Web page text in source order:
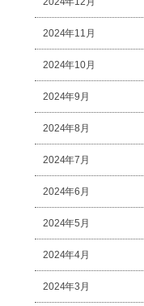
2024年11月
2024年10月
2024年9月
2024年8月
2024年7月
2024年6月
2024年5月
2024年4月
2024年3月